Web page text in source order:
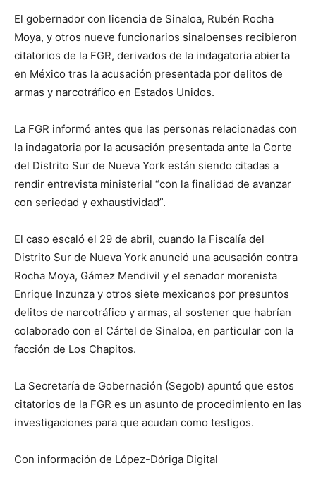
El gobernador con licencia de Sinaloa, Rubén Rocha
Moya, y otros nueve funcionarios sinaloenses recibieron
citatorios de la FGR, derivados de la indagatoria abierta
en México tras la acusación presentada por delitos de
armas y narcotráfico en Estados Unidos.
La FGR informó antes que las personas relacionadas con
la indagatoria por la acusación presentada ante la Corte
del Distrito Sur de Nueva York están siendo citadas a
rendir entrevista ministerial “con la finalidad de avanzar
con seriedad y exhaustividad”.
El caso escaló el 29 de abril, cuando la Fiscalía del
Distrito Sur de Nueva York anunció una acusación contra
Rocha Moya, Gámez Mendivil y el senador morenista
Enrique Inzunza y otros siete mexicanos por presuntos
delitos de narcotráfico y armas, al sostener que habrían
colaborado con el Cártel de Sinaloa, en particular con la
facción de Los Chapitos.
La Secretaría de Gobernación (Segob) apuntó que estos
citatorios de la FGR es un asunto de procedimiento en las
investigaciones para que acudan como testigos.
Con información de López-Dóriga Digital